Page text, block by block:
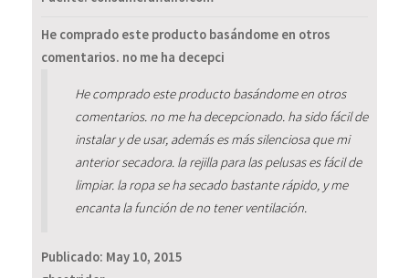
He comprado este producto basándome en otros
comentarios. no me ha decepci
He comprado este producto basándome en otros
comentarios. no me ha decepcionado. ha sido fácil de
instalar y de usar, además es más silenciosa que mi
anterior secadora. la rejilla para las pelusas es fácil de
limpiar. la ropa se ha secado bastante rápido, y me
encanta la función de no tener ventilación.
Publicado: May 10, 2015